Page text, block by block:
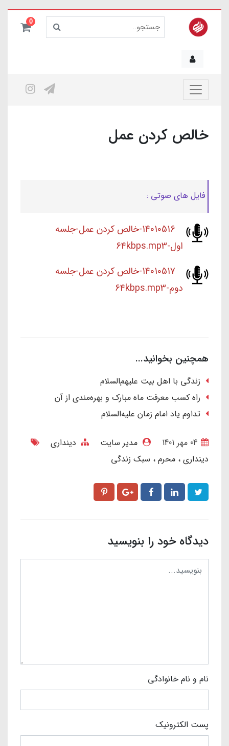
0
خالص کردن عمل
فایل های صوتی :
14010516-خالص کردن عمل-جلسه
اول-64kbps.mp3
14010517-خالص کردن عمل-جلسه
دوم-64kbps.mp3
همچنین بخوانید...
زندگی با اهل بیت علیهم‌السلام
راه کسب معرفت ماه مبارک و بهره‌مندی از آن
تداوم یاد امام زمان علیه‌السلام
مدیر سایت
دینداری
دینداری محرم سبک زندگی
دیدگاه خود را بنویسید
نام و نام خانوادگی
پست الکترونیک